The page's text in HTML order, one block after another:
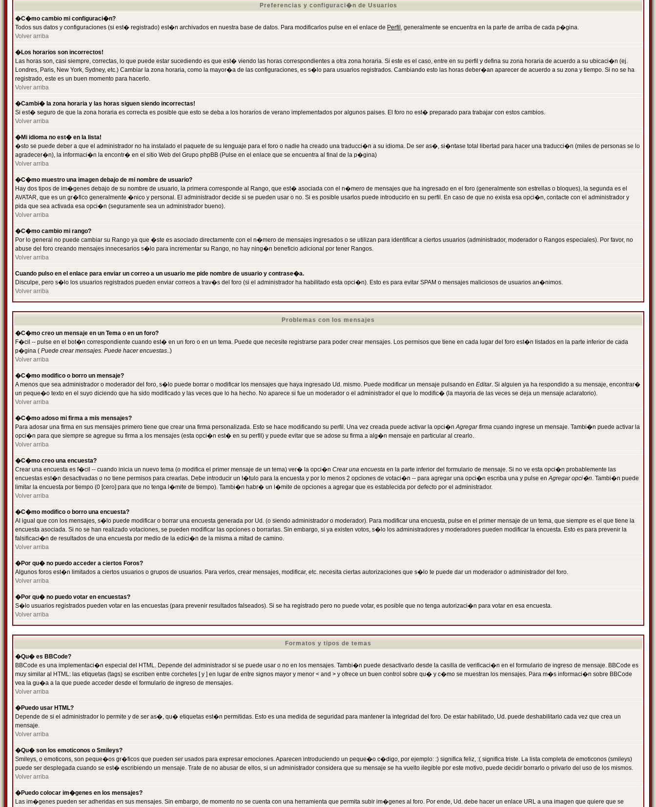
Preferencias y configuraci�n de Usuarios
�C�mo cambio mi configuraci�n?
Todos sus datos y configuraciones (si est� registrado) est�n archivados en nuestra base de datos. Para modificarlos pulse en el enlace de Perfil , generalmente se encuentra en la parte de arriba de cada p�gina.
Volver arriba
�Los horarios son incorrectos!
Las horas son, casi siempre, correctas, lo que puede estar sucediendo es que est� viendo las horas correspondientes a otra zona horaria. Si este es el caso, entre en su perfil y defina su zona horaria de acuerdo a su ubicaci�n (ej.
Londres, Paris, New York, Sydney, etc.) Cambiar la zona horaria, como la mayor�a de las configuraciones, es s�lo para usuarios registrados. Cambiando esto las horas deber�an aparecer de acuerdo a su zona y tiempo. Si no se ha
registrado, este es un buen momento para hacerlo.
Volver arriba
�Cambi� la zona horaria y las horas siguen siendo incorrectas!
Si est� seguro de que la zona horaria es correcta es posible que esto se deba a los horarios de verano implementados por algunos paises. El foro no est� preparado para trabajar con estos cambios.
Volver arriba
�Mi idioma no est� en la lista!
�sto se puede deber a que el administrador no ha instalado el paquete de su lenguaje para el foro o nadie ha creado una traducci�n a su idioma. De ser as�, si�ntase total libertad para hacer una traducci�n (miles de personas se lo
agradecer�n), la informaci�n la encontr� en el sitio Web del Grupo phpBB (Pulse en el enlace que se encuentra al final de la p�gina)
Volver arriba
�C�mo muestro una imagen debajo de mi nombre de usuario?
Hay dos tipos de im�genes debajo de su nombre de usuario, la primera corresponde al Rango, que est� asociada con el n�mero de mensajes que ha ingresado en el foro (generalmente son estrellas o bloques), la segunda es el
AVATAR, que es un gr�fico generalmente �nico y personal. El administrador decide si se pueden usar o no. Si es posible usarlos puede introducirlo en su perfil. En caso de que no exista esa opci�n, contacte con el administrador y
pida que sea activada esa opci�n (seguramente sea un administrador bueno).
Volver arriba
�C�mo cambio mi rango?
Por lo general no puede cambiar su Rango ya que �ste es asociado directamente con el n�mero de mensajes ingresados o se utilizan para identificar a ciertos usuarios (administrador, moderador o Rangos especiales). Por favor, no
abuse del foro creando mensajes innecesarios s�lo para incrementar su Rango, no hay ning�n beneficio adicional por tener Rangos.
Volver arriba
Cuando pulso en el enlace para enviar un correo a un usuario me pide nombre de usuario y contrase�a.
Disculpe, pero s�lo los usuarios registrados pueden enviar correos a trav�s del foro (si el administrador ha habilitado esta opci�n). Esto es para evitar SPAM o mensajes maliciosos de usuarios an�nimos.
Volver arriba
Problemas con los mensajes
�C�mo creo un mensaje en un Tema o en un foro?
F�cil -- pulse en el bot�n correspondiente cuando est� en un foro o en un tema. Puede que necesite registrarse para poder crear mensajes. Los permisos que tiene en cada lugar del foro est�n listados en la parte inferior de cada
p�gina ( Puede crear mensajes. Puede hacer encuestas..)
Volver arriba
�C�mo modifico o borro un mensaje?
A menos que sea administrador o moderador del foro, s�lo puede borrar o modificar los mensajes que haya ingresado Ud. mismo. Puede modificar un mensaje pulsando en Editar. Si alguien ya ha respondido a su mensaje, encontrar�
un peque�o texto en el suyo diciendo que ha sido modificado y las veces que lo ha hecho. No aparece si fue un moderador o el administrador el que lo modific� (la mayoria de las veces se deja un mensaje aclaratorio).
Volver arriba
�C�mo adoso mi firma a mis mensajes?
Para adosar una firma en sus mensajes primero tiene que crear una firma personalizada. Esto se hace modificando su perfil. Una vez creada puede activar la opci�nAgregar firma cuando ingrese un mensaje. Tambi�n puede activar la
opci�n para que siempre se agregue su firma a los mensajes (esta opci�n est� en su perfil) y puede evitar que se adose su firma a alg�n mensaje en particular al crearlo.
Volver arriba
�C�mo creo una encuesta?
Crear una encuesta es f�cil -- cuando inicia un nuevo tema (o modifica el primer mensaje de un tema) ver� la opci�n Crear una encuesta en la parte inferior del formulario de mensaje. Si no ve esta opci�n probablemente las
encuestas est�n desactivadas o no tiene permisos para crearlas. Debe introducir un t�tulo para la encuesta y por lo menos 2 opciones de votaci�n -- para agregar una opci�n escriba una y pulse enAgregar opci�n. Tambi�n puede
limitar la encuesta por tiempo (0 [cero] para que no tenga l�mite de tiempo). Tambi�n habr� un l�mite de opciones a agregar que es establecida por defecto por el administrador.
Volver arriba
�C�mo modifico o borro una encuesta?
Al igual que con los mensajes, s�lo puede modificar o borrar una encuesta generada por Ud. (o siendo administrador o moderador). Para modificar una encuesta, pulse en el primer mensaje de un tema, que siempre es el que tiene la
encuesta asociada. Si no se han realizado votaciones, se pueden modificar las opciones o borrarlas. Sin embargo, si ya existen votos, s�lo los administradores y moderadores pueden modificar la encuesta. Esto es para prevenir la
falsificaci�n de resultados de una encuesta por medio de la edici�n de la misma a mitad de camino.
Volver arriba
�Por qu� no puedo acceder a ciertos Foros?
Algunos foros est�n limitados a ciertos usuarios o grupos de usuarios. Para verlos, crear mensajes, modificar, etc. necesita ciertas autorizaciones que s�lo te puede dar un moderador o administrador del foro.
Volver arriba
�Por qu� no puedo votar en encuestas?
S�lo usuarios registrados pueden votar en las encuestas (para prevenir resultados falseados). Si se ha registrado pero no puede votar, es posible que no tenga autorizaci�n para votar en esa encuesta.
Volver arriba
Formatos y tipos de temas
�Qu� es BBCode?
BBCode es una implementaci�n especial del HTML. Depende del administrador si se puede usar o no en los mensajes. Tambi�n puede desactivarlo desde la casilla de verificaci�n en el formulario de ingreso de mensaje. BBCode es
muy similar al HTML: las etiquetas (tags) se escriben entre corchetes [ y ] en lugar de entre signos mayor y menor < and > y ofrece un buen control sobre qu� y c�mo se muestran los mensajes. Para m�s informaci�n sobre BBCode
vea la gu�a a la que puede acceder desde el formulario de ingreso de mensajes.
Volver arriba
�Puedo usar HTML?
Depende de si el administrador lo permite y de ser as�, qu� etiquetas est�n permitidas. Esto es una medida de seguridad para mantener la integridad del foro. De estar habilitado, Ud. puede deshabilitarlo cada vez que crea un
mensaje.
Volver arriba
�Qu� son los emoticonos o Smileys?
Smileys, o emoticons, son peque�os gr�ficos que pueden ser usados para expresar emociones. Aparecen introduciendo un peque�o c�digo, por ejemplo: :) significa feliz, :( significa triste. La lista completa de emoticonos (smileys)
puede ser desplegada cuando se est� escribiendo un mensaje. Trate de no abusar de ellos, si un administrador considera que su mensaje se ha vuelto ilegible por este motivo, puede decidir borrarlo o privarlo del uso de los mismos.
Volver arriba
�Puedo colocar im�genes en los mensajes?
Las im�genes pueden ser adheridas en sus mensajes. Sin embargo, de momento no se cuenta con una herramienta que permita subir im�genes al foro. Por ende, Ud. debe hacer un enlace URL a una imagen que quiere que se